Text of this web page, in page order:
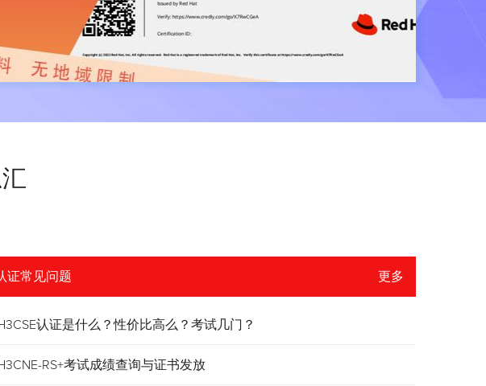
证常见问题 更多
认证是什么？性价比高么？考试几门？
RS+考试成绩查询与证书发放